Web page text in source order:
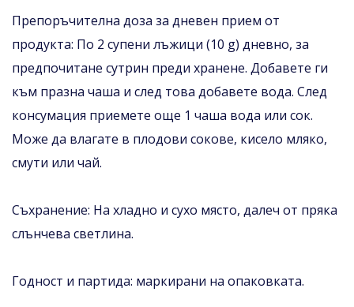
Препоръчителна доза за дневен прием от
продукта: По 2 супени лъжици (10 g) дневно, за
предпочитане сутрин преди хранене. Добавете ги
към празна чаша и след това добавете вода. След
консумация приемете още 1 чаша вода или сок.
Може да влагате в плодови сокове, кисело мляко,
смути или чай.
Съхранение: На хладно и сухо място, далеч от пряка
слънчева светлина.
Годност и партида: маркирани на опаковката.